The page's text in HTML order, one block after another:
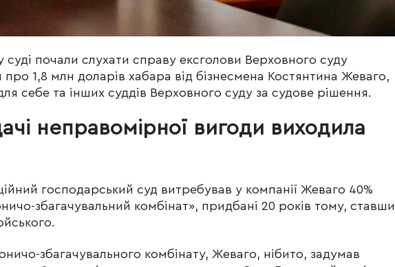
почали слухати справу ексголови Верховного суду
1,8 млн доларів хабара від бізнесмена Костянтина Жеваго,
себе та інших суддів Верховного суду за судове рішення.
неправомірної вигоди виходила
господарський суд витребував у компанії Жеваго 40%
збагачувальний комбінат», придбані 20 років тому, ставши
збагачувального комбінату, Жеваго, нібито, задумав